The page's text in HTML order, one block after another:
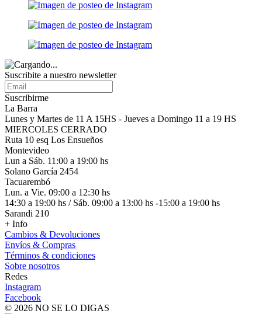
Suscribite a nuestro newsletter
Suscribirme
La Barra
Lunes y Martes de 11 A 15HS - Jueves a Domingo 11 a 19 HS
MIERCOLES CERRADO
Ruta 10 esq Los Ensueños
Montevideo
Lun a Sáb. 11:00 a 19:00 hs
Solano García 2454
Tacuarembó
Lun. a Vie. 09:00 a 12:30 hs
14:30 a 19:00 hs / Sáb. 09:00 a 13:00 hs -15:00 a 19:00 hs
Sarandi 210
+ Info
Cambios & Devoluciones
Envíos & Compras
Términos & condiciones
Sobre nosotros
Redes
Instagram
Facebook
© 2026 NO SE LO DIGAS